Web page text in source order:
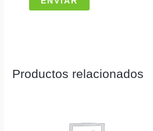
Productos relacionados